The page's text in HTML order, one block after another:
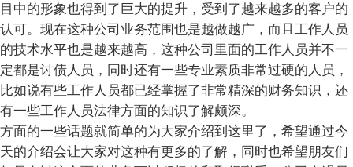
目中的形象也得到了巨大的提升，受到了越来越多的客户的
认可。现在这种公司业务范围也是越做越广，而且工作人员
的技术水平也是越来越高，这种公司里面的工作人员并不一
定都是讨债人员，同时还有一些专业素质非常过硬的人员，
比如说有些工作人员都已经掌握了非常精深的财务知识，还
有一些工作人员法律方面的知识了解颇深。
方面的一些话题就简单的为大家介绍到这里了，希望通过今
天的介绍会让大家对这种有更多的了解，同时也希望朋友们